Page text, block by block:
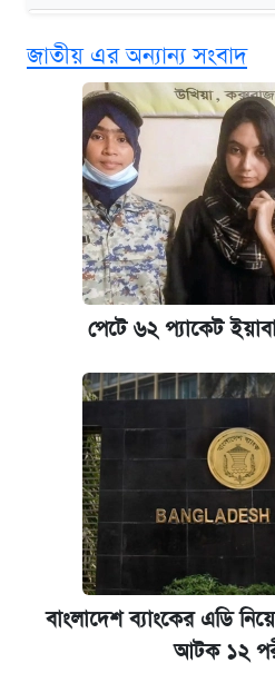
এক ক্লিকে জেনে নিন
দাম ও ফিচার
আজকের বাজারে স্বর্ণের
নবম জাতীয় পে-স্কেল নিয়ে
পাঁচ দপ্তরে নতুন সচিব
কবে হবে মেডিকেল ভর্তি
আজকের বাজারে স্বর্ণ-
আজকের বাজারে স্বর্ণের
ঢাবি আইবিএর
আবেদন ১২ আগস্ট পর্যন্ত
জাতীয় এর অন্যান্য সংবাদ
পেটে ৬২ প্যাকেট
বাংলাদেশ ব্যাংকের এডি
আটক ১২